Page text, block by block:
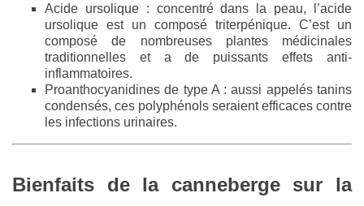
Acide ursolique : concentré dans la peau, l’acide
ursolique est un composé triterpénique. C’est un
composé de nombreuses plantes médicinales
traditionnelles et a de puissants effets anti-
inflammatoires.
Proanthocyanidines de type A : aussi appelés tanins
condensés, ces polyphénols seraient efficaces contre
les infections urinaires.
Bienfaits de la canneberge sur la